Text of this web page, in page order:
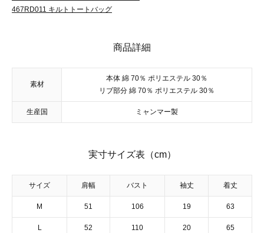
467RD011 キルトトートバッグ
商品詳細
素材
本体 綿 70％ ポリエステル 30％
リブ部分 綿 70％ ポリエステル 30％
生産国 ミャンマー製
実寸サイズ表（cm）
サイズ 肩幅 バスト 袖丈 着丈
M 51 106 19 63
L 52 110 20 65